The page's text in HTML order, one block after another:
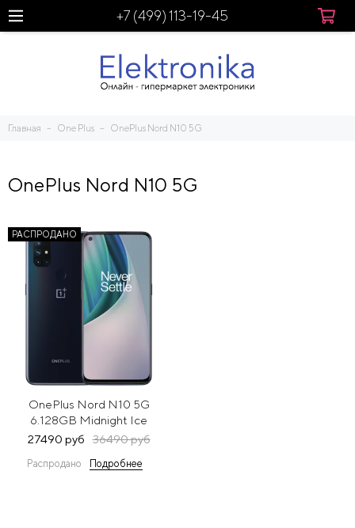
+7 (499) 113-19-45
Главная One Plus OnePlus Nord N10 5G
OnePlus Nord N10 5G
РАСПРОДАНО
OnePlus Nord N10 5G
6.128GB Midnight Ice
(Темно-синий)
27490 руб 36490 руб
Распродано Подробнее